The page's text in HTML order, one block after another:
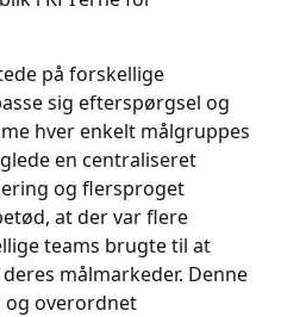
på forskellige
sig efterspørgsel og
hver enkelt målgruppes
en centraliseret
og flersproget
at der var flere
teams brugte til at
målmarkeder. Denne
og overordnet